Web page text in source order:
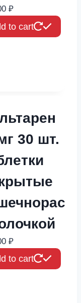
₽
to cart
30 шт.
₽
to cart